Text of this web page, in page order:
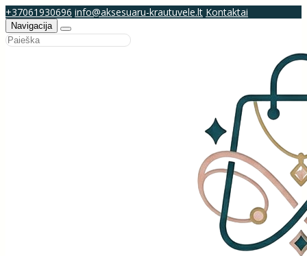
+37061930696 info@aksesuaru-krautuvele.lt Kontaktai
Navigacija